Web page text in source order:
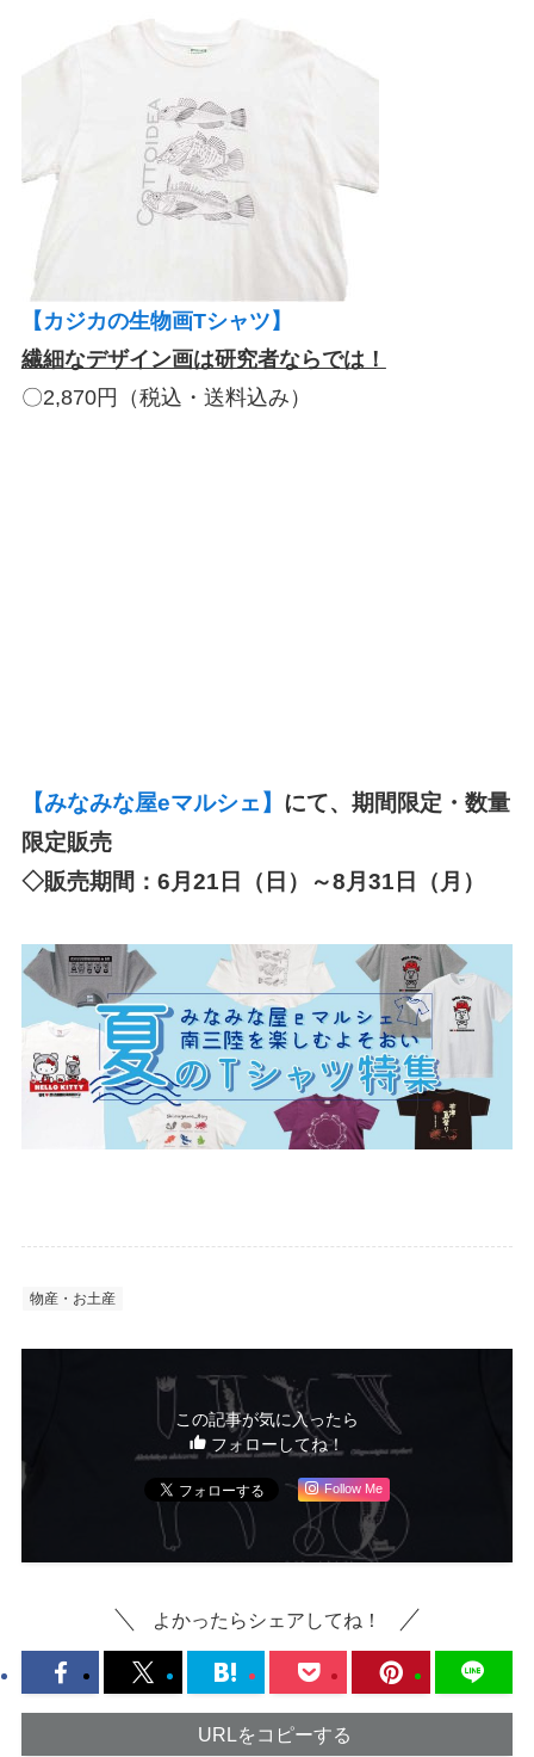
【カジカの生物画Tシャツ】
繊細なデザイン画は研究者ならでは！
〇2,870円（税込・送料込み）
【みなみな屋eマルシェ】 にて、期間限定・数量
限定販売
◇販売期間：6月21日（日）～8月31日（月）
物産・お土産
この記事が気に入ったら
フォローしてね！
Follow Me
よかったらシェアしてね！
URLをコピーする